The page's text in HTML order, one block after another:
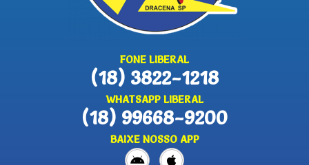
FONE LIBERAL
(18) 3822-1218
WHATSAPP LIBERAL
(18) 99668-9200
BAIXE NOSSO APP